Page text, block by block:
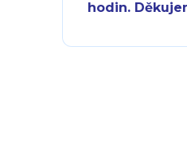
hodin.